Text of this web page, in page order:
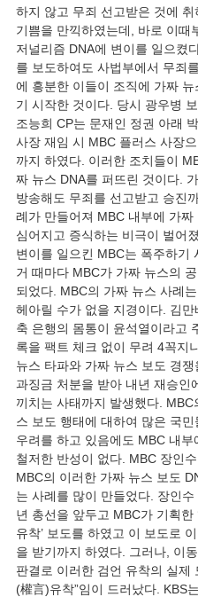
하지 않고 무죄 선고받은 것에 취
기쁨을 만끽하였는데, 바로 이때
저널리즘 DNA에 변이를 일으켰
를 보도하여도 사법부에서 무죄
에 흥분한 이들이 조직에 가짜 뉴
기 시작한 것이다. 당시 광우병
조능희 CP는 문재인 정권 아래
사장 재임 시 MBC 플러스 사장
까지 하였다. 이러한 조치들이
짜 뉴스 DNA를 퍼뜨린 것이다.
방송해도 무죄를 선고받고 승진
례가 만들어져 MBC 내부에 가짜
심어지고 증식하는 비극이 벌어
변이를 일으킨 MBC는 폭주하기
거 때마다 MBC가 가짜 뉴스의
되었다. MBC의 가짜 뉴스 사례
헤아릴 수가 없을 지경이다. 김만
축 은행의 몸통이 윤석열이라고
록을 팩트 체크 없이 무려 4꼭지
뉴스 타파와 가짜 뉴스 보도 경
과징금 처분을 받아 내년 재승인
끼치는 사태까지 발생했다. MBC
스 보도 행태에 대하여 많은 국
우려를 하고 있음에도 MBC 내부
철저한 반성이 없다. MBC 장인
MBC의 이러한 가짜 뉴스 보도
는 사례를 많이 만들었다. 장인
년 총선을 앞두고 MBC가 기획한
유착’ 보도를 하였고 이 보도로
을 받기까지 하였다. 그러나, 이
판결로 이러한 검언 유착의 실제
(權言)유착”임이 드러났다. KBS